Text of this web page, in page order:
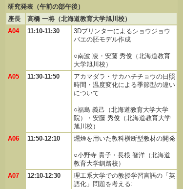
研究発表（午前の部午後）
座長
高橋 一将（北海道教育大学旭川校）
A04
11:10-11:30
3Dプリンターによるショウジョウ
バエの胚モデル作成
○南波 凌・安藤 秀俊（北海道教育
大学旭川校）
A05
11:30-11:50
アカマダラ・サカハチチョウの日照
時間・温度変化による季節型の違い
について
○福島 義己（北海道教育大学大学
院）・安藤 秀俊（北海道教育大学
旭川校）
A06
11:50-12:10 燻煙を用いた教科横断型教材の開発
○小野寺 貴子・長根 智洋（北海道
教育大学釧路校）
A07
12:10-12:30
理工系大学での教授学習言語の「英
語化」問題を考える: